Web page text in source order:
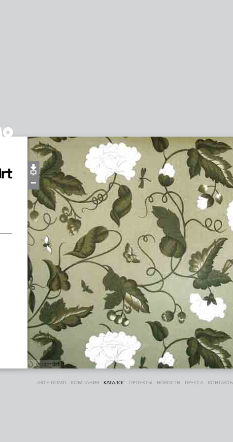
ARTE DOMO - КОМПАНИЯ - КАТАЛОГ - ПРОЕКТЫ - НОВОСТИ - ПРЕССА - КОНТАКТЫ